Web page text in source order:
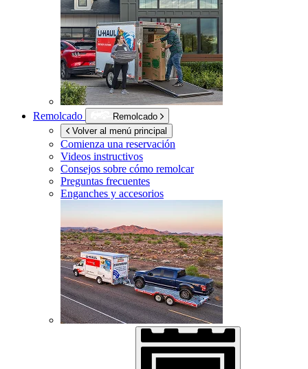
Remolcado
Remolcado
Volver al menú principal
Comienza una reservación
Videos instructivos
Consejos sobre cómo remolcar
Preguntas frecuentes
Enganches y accesorios